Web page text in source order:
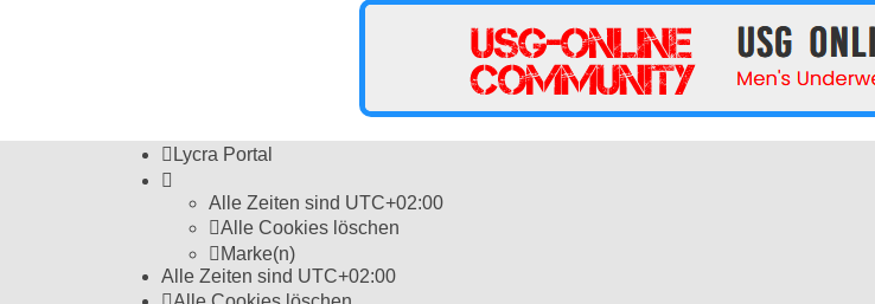
Lycra Portal
Alle Zeiten sind UTC+02:00
Alle Cookies löschen
Marke(n)
Alle Zeiten sind UTC+02:00